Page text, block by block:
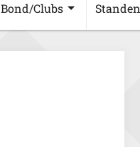
Bond/Clubs Standen